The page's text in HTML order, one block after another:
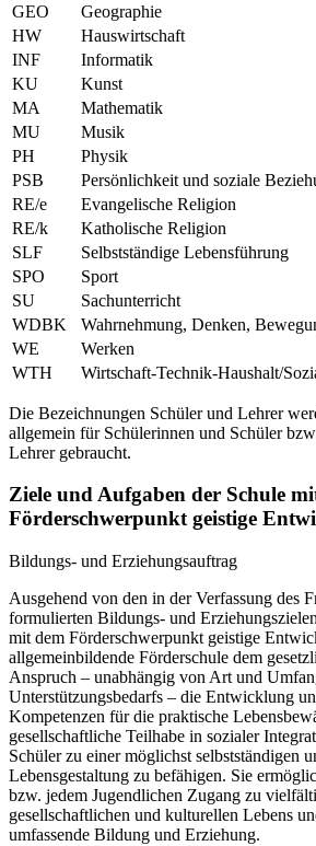
GEO
Geographie
HW
Hauswirtschaft
INF
Informatik
KU
Kunst
MA
Mathematik
MU
Musik
PH
Physik
PSB
Persönlichkeit und soziale
RE/e
Evangelische Religion
RE/k
Katholische Religion
SLF
Selbstständige Lebensführung
SPO
Sport
SU
Sachunterricht
WDBK
Wahrnehmung, Denken,
WE
Werken
WTH
Wirtschaft-Technik-Haushalt/
Die Bezeichnungen Schüler und Lehrer
allgemein für Schülerinnen und Schüler
Lehrer gebraucht.
Ziele und Aufgaben der Schule
Förderschwerpunkt geistige
Bildungs- und Erziehungsauftrag
Ausgehend von den in der Verfassung des
formulierten Bildungs- und
mit dem Förderschwerpunkt geistige
allgemeinbildende Förderschule dem
Anspruch – unabhängig von Art und
Unterstützungsbedarfs – die Entwicklung
Kompetenzen für die praktische
gesellschaftliche Teilhabe in sozialer
Schüler zu einer möglichst selbstständigen
Lebensgestaltung zu befähigen. Sie
bzw. jedem Jugendlichen Zugang zu
gesellschaftlichen und kulturellen Lebens
umfassende Bildung und Erziehung.